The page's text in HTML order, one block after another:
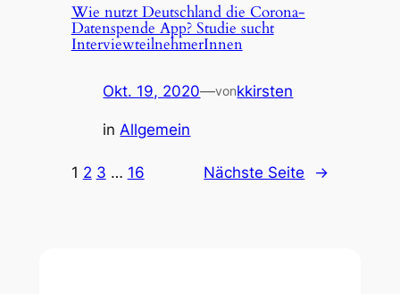
Wie nutzt Deutschland die Corona-
Datenspende App? Studie sucht
InterviewteilnehmerInnen
Okt. 19, 2020—vonkkirsten
inAllgemein
1 2 3 … 16 Nächste Seite →